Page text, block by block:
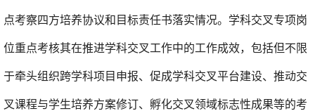
点考察四方培养协议和目标责任书落实情况。学科交叉专项岗
位重点考核其在推进学科交叉工作中的工作成效，包括但不限
于牵头组织跨学科项目申报、促成学科交叉平台建设、推动交
叉课程与学生培养方案修订、 孵化交叉领域标志性成果等的考